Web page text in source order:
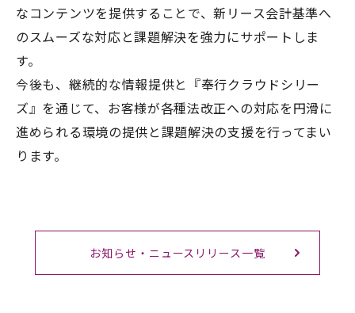
なコンテンツを提供することで、新リース会計基準へ
のスムーズな対応と課題解決を強力にサポートしま
す。
今後も、継続的な情報提供と『奉行クラウドシリー
ズ』を通じて、お客様が各種法改正への対応を円滑に
進められる環境の提供と課題解決の支援を行ってまい
ります。
お知らせ・ニュースリリース一覧